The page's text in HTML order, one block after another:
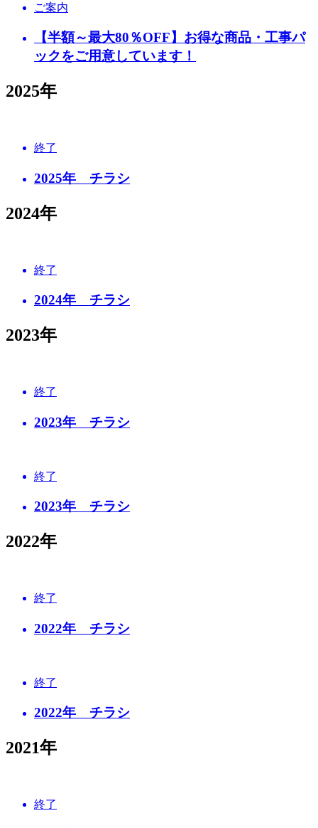
ご案内
【半額～最大80％OFF】お得な商品・工事パ
ックをご用意しています！
2025年
終了
2025年 チラシ
2024年
終了
2024年 チラシ
2023年
終了
2023年 チラシ
終了
2023年 チラシ
2022年
終了
2022年 チラシ
終了
2022年 チラシ
2021年
終了